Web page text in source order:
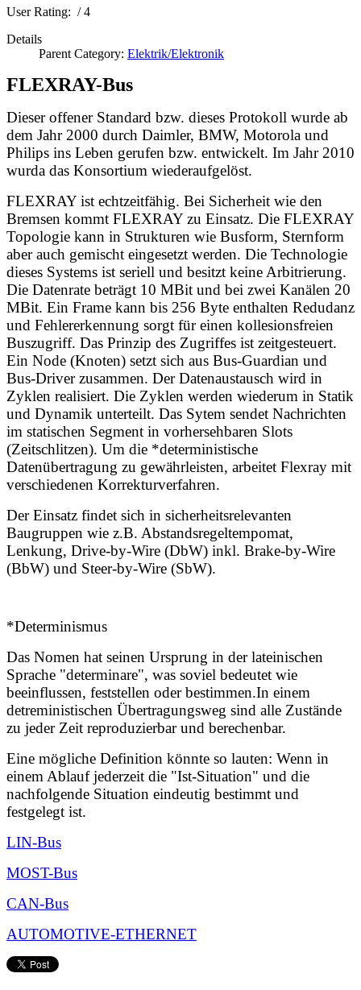
User Rating: / 4
Details
Parent Category: Elektrik/Elektronik
FLEXRAY-Bus
Dieser offener Standard bzw. dieses Protokoll wurde ab
dem Jahr 2000 durch Daimler, BMW, Motorola und
Philips ins Leben gerufen bzw. entwickelt. Im Jahr 2010
wurda das Konsortium wiederaufgelöst.
FLEXRAY ist echtzeitfähig. Bei Sicherheit wie den
Bremsen kommt FLEXRAY zu Einsatz. Die FLEXRAY
Topologie kann in Strukturen wie Busform, Sternform
aber auch gemischt eingesetzt werden. Die Technologie
dieses Systems ist seriell und besitzt keine Arbitrierung.
Die Datenrate beträgt 10 MBit und bei zwei Kanälen 20
MBit. Ein Frame kann bis 256 Byte enthalten Redudanz
und Fehlererkennung sorgt für einen kollesionsfreien
Buszugriff. Das Prinzip des Zugriffes ist zeitgesteuert.
Ein Node (Knoten) setzt sich aus Bus-Guardian und
Bus-Driver zusammen. Der Datenaustausch wird in
Zyklen realisiert. Die Zyklen werden wiederum in Statik
und Dynamik unterteilt. Das Sytem sendet Nachrichten
im statischen Segment in vorhersehbaren Slots
(Zeitschlitzen). Um die *deterministische
Datenübertragung zu gewährleisten, arbeitet Flexray mit
verschiedenen Korrekturverfahren.
Der Einsatz findet sich in sicherheitsrelevanten
Baugruppen wie z.B. Abstandsregeltempomat,
Lenkung, Drive-by-Wire (DbW) inkl. Brake-by-Wire
(BbW) und Steer-by-Wire (SbW).
*Determinismus
Das Nomen hat seinen Ursprung in der lateinischen
Sprache "determinare", was soviel bedeutet wie
beeinflussen, feststellen oder bestimmen.In einem
detreministischen Übertragungsweg sind alle Zustände
zu jeder Zeit reproduzierbar und berechenbar.
Eine mögliche Definition könnte so lauten: Wenn in
einem Ablauf jederzeit die "Ist-Situation" und die
nachfolgende Situation eindeutig bestimmt und
festgelegt ist.
LIN-Bus
MOST-Bus
CAN-Bus
AUTOMOTIVE-ETHERNET